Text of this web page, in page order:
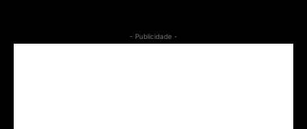
- Publicidade -